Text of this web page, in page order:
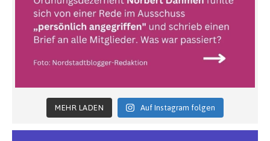
MEHR LADEN Auf Instagram folgen